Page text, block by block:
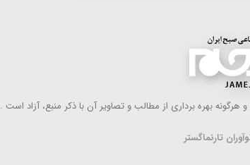
بهره ‌برداری از مطالب و تصاویر آن با ذكر منبع، آزاد است .
تارنماگستر